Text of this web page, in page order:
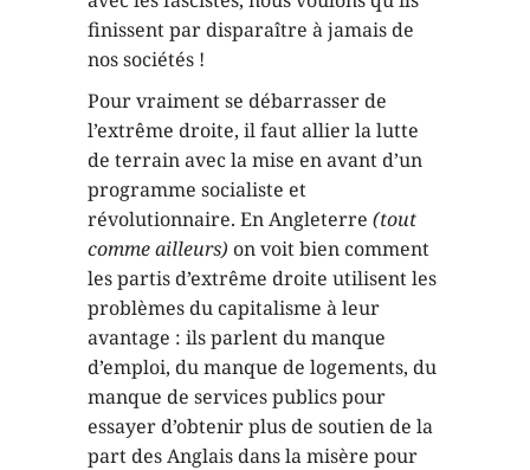
finissent par disparaître à jamais de
nos sociétés !
Pour vraiment se débarrasser de
l’extrême droite, il faut allier la lutte
de terrain avec la mise en avant d’un
programme socialiste et
révolutionnaire. En Angleterre (tout
comme ailleurs) on voit bien comment
les partis d’extrême droite utilisent les
problèmes du capitalisme à leur
avantage : ils parlent du manque
d’emploi, du manque de logements, du
manque de services publics pour
essayer d’obtenir plus de soutien de la
part des Anglais dans la misère pour